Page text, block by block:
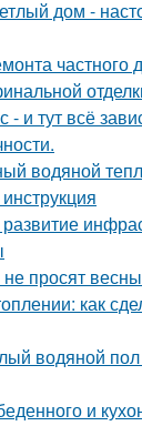
дом -
частного
и тут всё
водяной
просят
как
водяной
и